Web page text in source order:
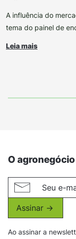
A influência do
tema do painel de
Leia mais
O
Assinar ->
Ao assinar a